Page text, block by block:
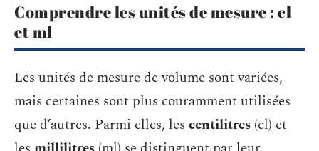
Comprendre les unités de mesure : cl
et ml
Les unités de mesure de volume sont variées,
mais certaines sont plus couramment utilisées
que d’autres. Parmi elles, les centilitres (cl) et